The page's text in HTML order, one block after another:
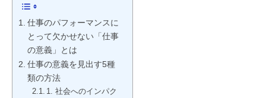
仕事のパフォーマンスに
とって欠かせない「仕事
の意義」とは
仕事の意義を見出す5種
類の方法
1. 社会へのインパク